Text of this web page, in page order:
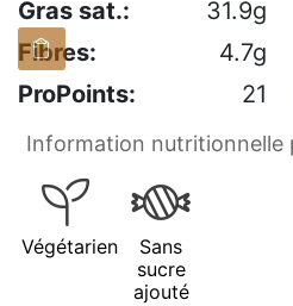
Gras sat.:
31.9g
Fibres:
4.7g
ProPoints:
21
Information nutritionnelle
Végétarien
Sans
sucre
ajouté